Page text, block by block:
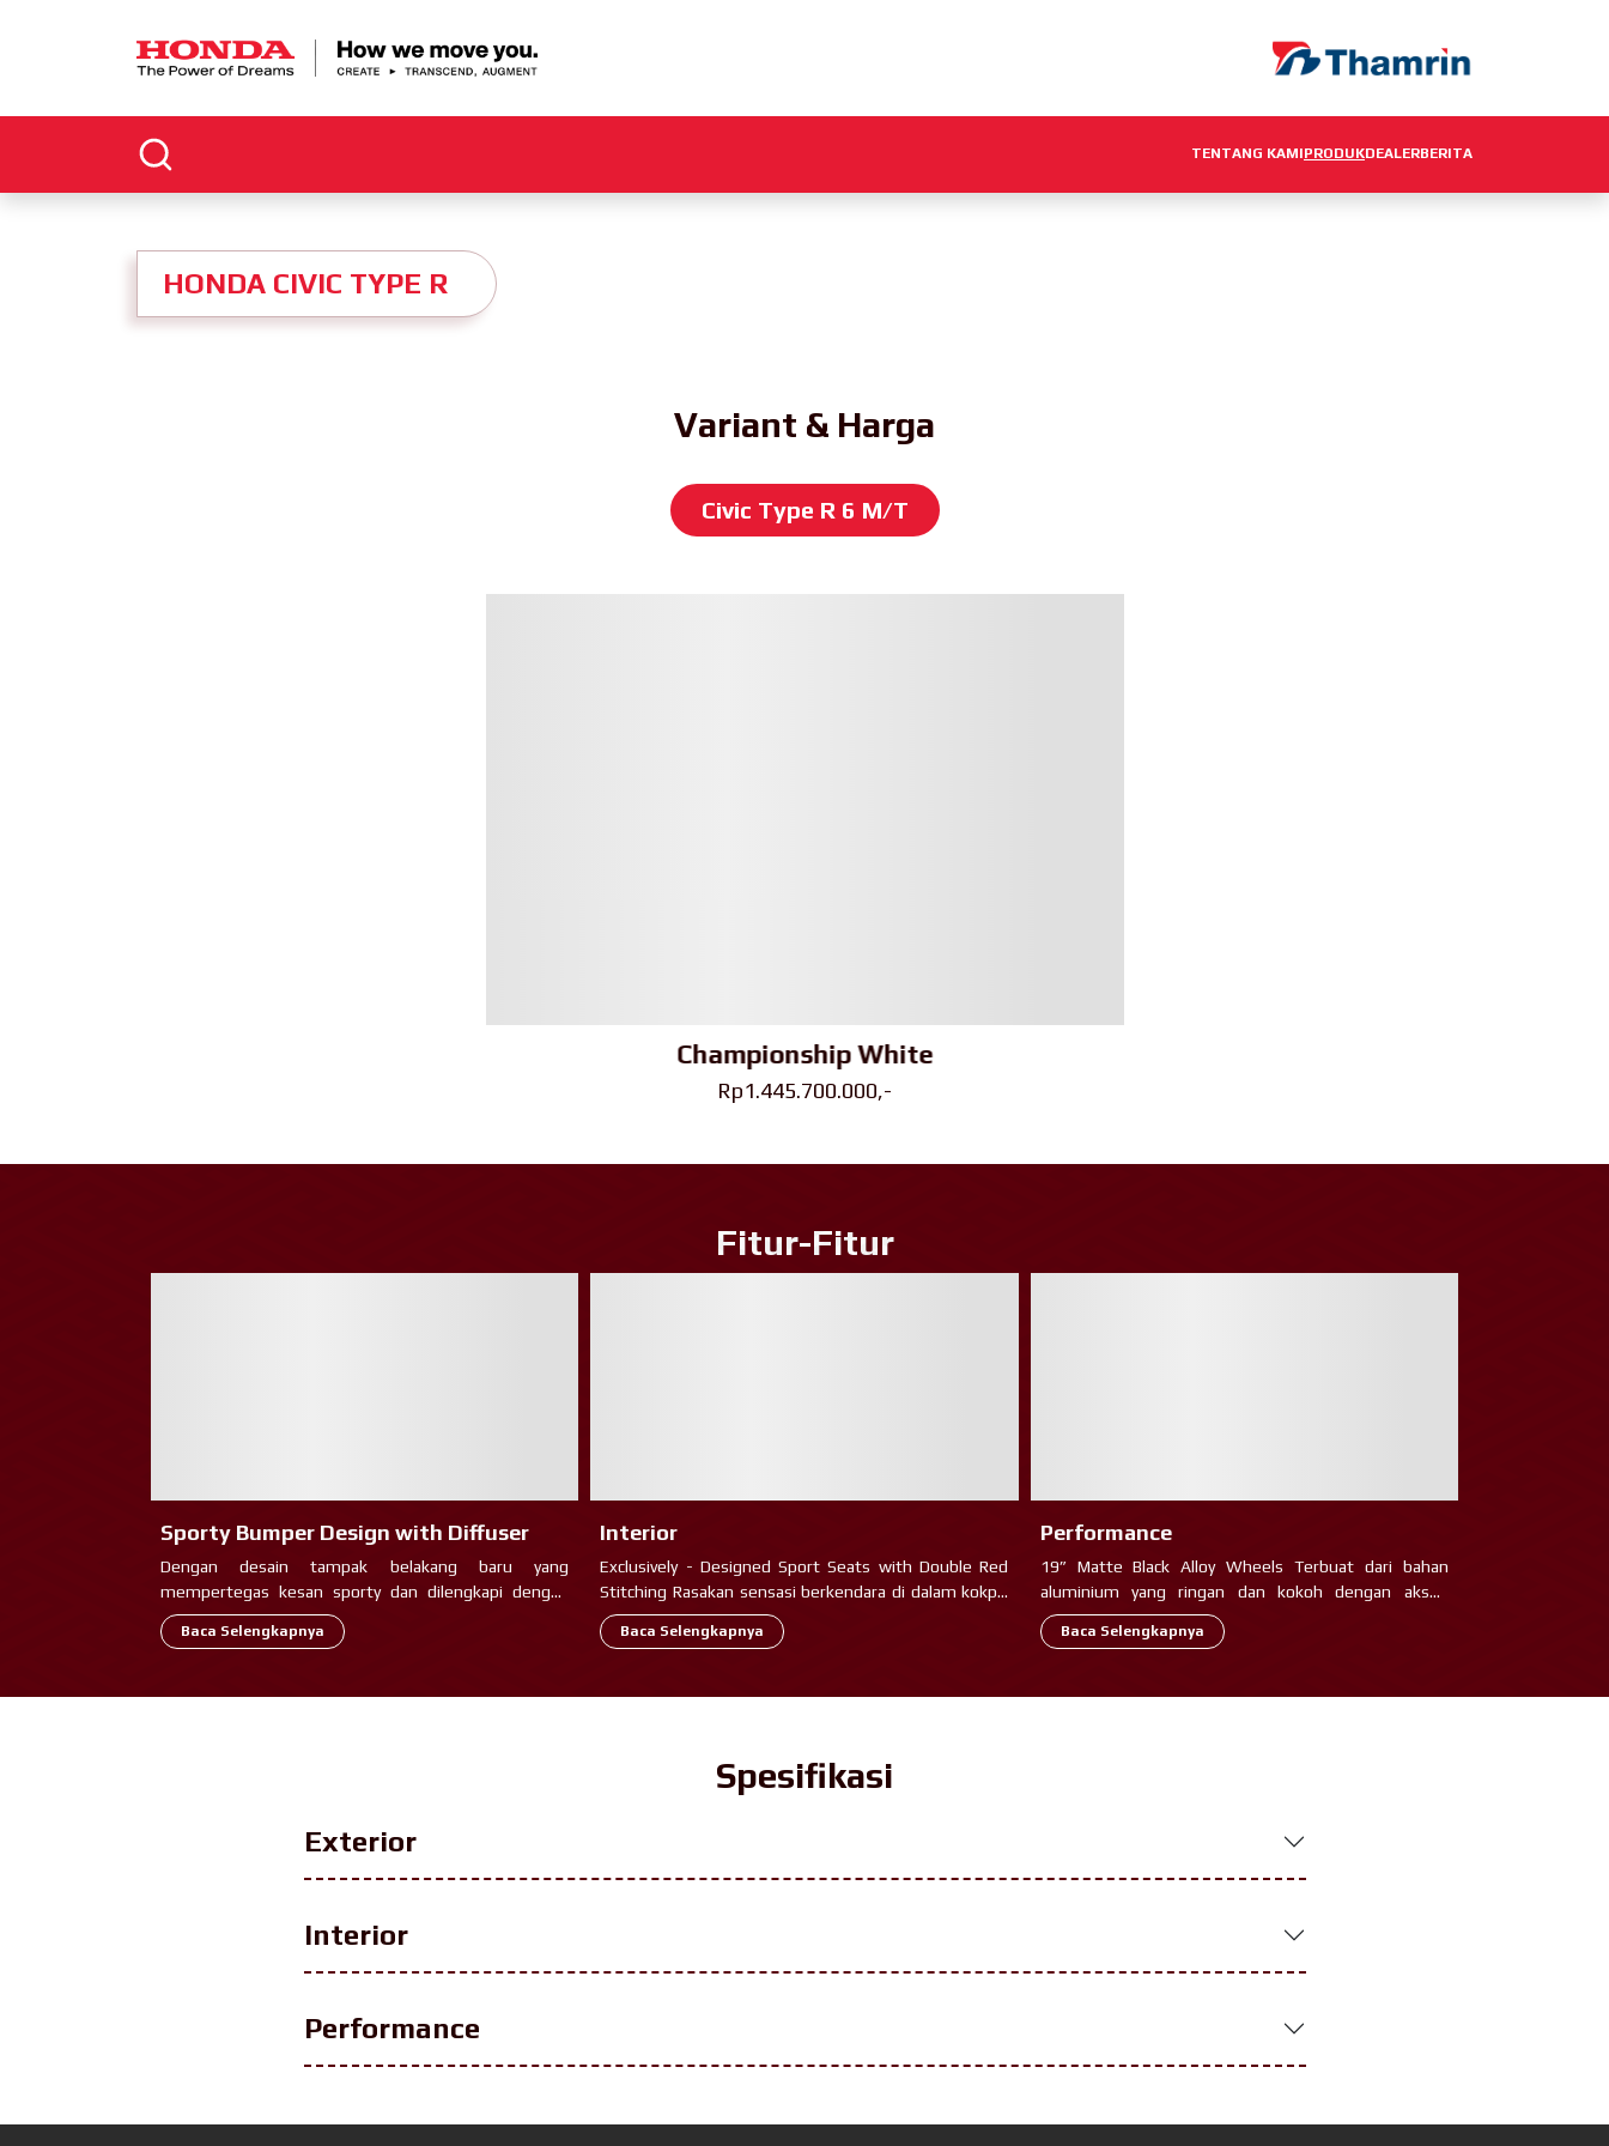
TENTANG KAMIPRODUKDEALERBERITA
HONDA CIVIC TYPE R
Variant & Harga
Civic Type R 6 M/T
Championship White
Rp1.445.700.000,-
Fitur-Fitur
Sporty Bumper Design with Diffuser
Dengan desain tampak belakang baru yang
mempertegas kesan sporty dan dilengkapi dengan
diffuser dan spoiler baru, semakin memaksimalkan
perjalanan Anda dalam menjadi yang terdepan.
Baca Selengkapnya
Interior
Exclusively - Designed Sport Seats with Double Red
Stitching Rasakan sensasi berkendara di dalam kokpit
mobil balap yang dibalut dengan desain eksklusif dan
sporty, namun tetap mengedepankan kenyamanan di
Baca Selengkapnya
Performance
19” Matte Black Alloy Wheels Terbuat dari bahan
aluminium yang ringan dan kokoh dengan aksen
berwarna hitam semakin memperkuat tampilan
sporty.
Baca Selengkapnya
Spesifikasi
Exterior
Interior
Performance